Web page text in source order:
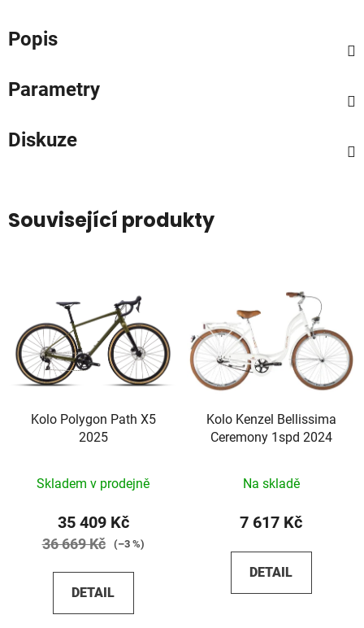
Popis
Parametry
Diskuze
Související produkty
Kolo Polygon Path X5
2025
Skladem v prodejně
35 409 Kč
36 669 Kč (–3 %)
DETAIL
Kolo Kenzel Bellissima
Ceremony 1spd 2024
Na skladě
7 617 Kč
DETAIL